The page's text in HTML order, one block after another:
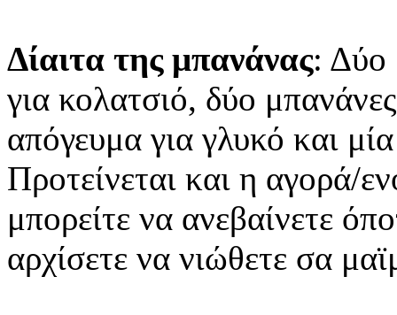
Δίαιτα της μπανάνας: Δύο
για κολατσιό, δύο
απόγευμα για γλυκό και
Προτείνεται και η αγορά/
μπορείτε να ανεβαίνετε
αρχίσετε να νιώθετε σα